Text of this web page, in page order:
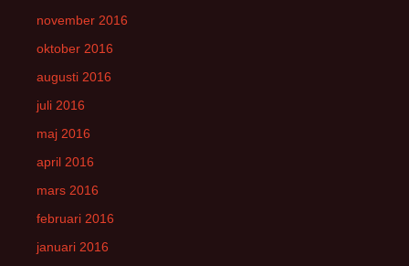
november 2016
oktober 2016
augusti 2016
juli 2016
maj 2016
april 2016
mars 2016
februari 2016
januari 2016